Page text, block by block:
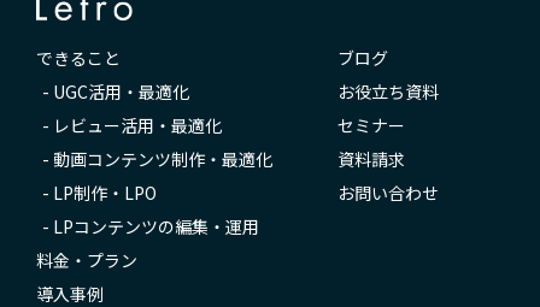
できること
- UGC活用・最適化
- レビュー活用・最適化
- 動画コンテンツ制作・最適化
- LP制作・LPO
- LPコンテンツの編集・運用
料金・プラン
導入事例
ブログ
お役立ち資料
セミナー
資料請求
お問い合わせ